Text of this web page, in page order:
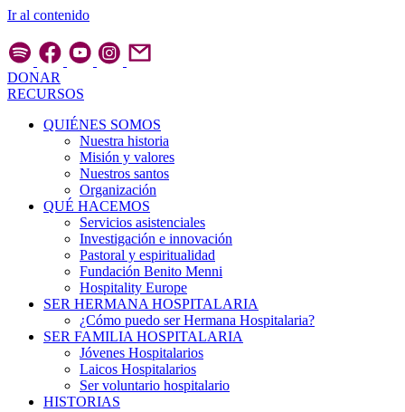
Ir al contenido
DONAR
RECURSOS
QUIÉNES SOMOS
Nuestra historia
Misión y valores
Nuestros santos
Organización
QUÉ HACEMOS
Servicios asistenciales
Investigación e innovación
Pastoral y espiritualidad
Fundación Benito Menni
Hospitality Europe
SER HERMANA HOSPITALARIA
¿Cómo puedo ser Hermana Hospitalaria?
SER FAMILIA HOSPITALARIA
Jóvenes Hospitalarios
Laicos Hospitalarios
Ser voluntario hospitalario
HISTORIAS